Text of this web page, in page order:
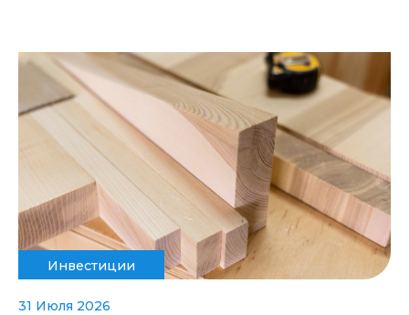
Инвестиции
31 Июля 2026